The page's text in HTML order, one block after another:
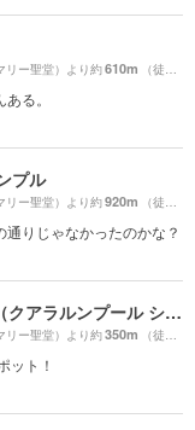
ー聖堂）より約610m （徒歩11分）
る。
プル
ー聖堂）より約920m （徒歩16分）
りじゃなかったのかな？
Kuala Lumpur City Gallery（クアラルンプール シティギャラリー）
ー聖堂）より約350m （徒歩6分）
ット！